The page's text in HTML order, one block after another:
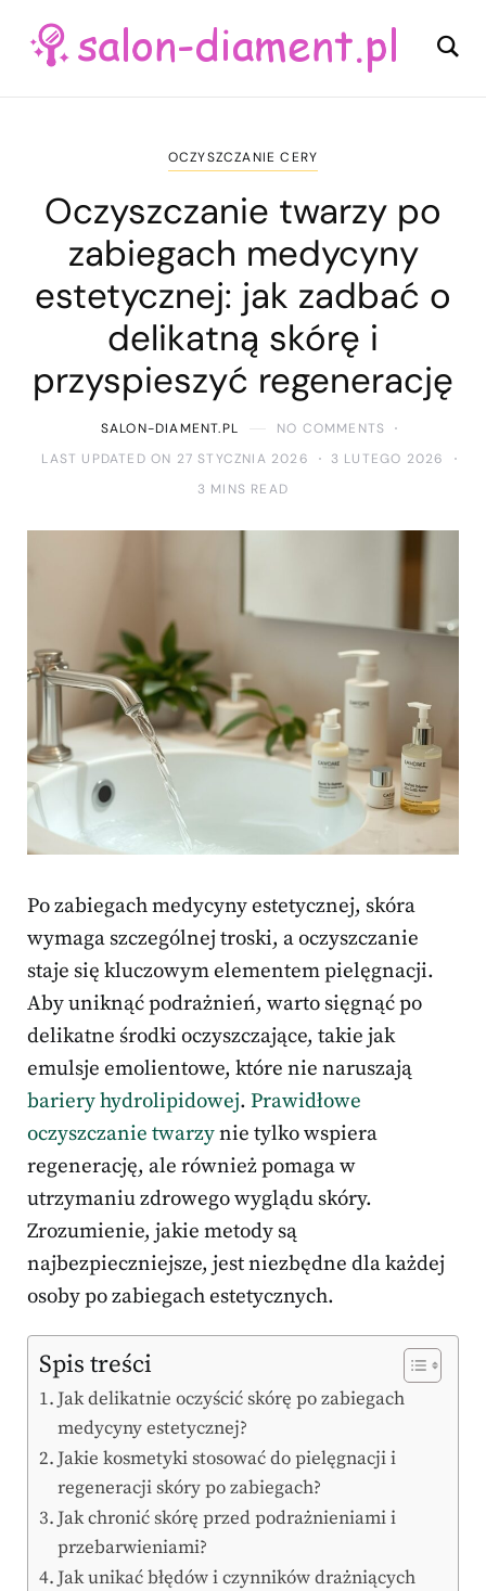
OCZYSZCZANIE CERY
Oczyszczanie twarzy po
zabiegach medycyny
estetycznej: jak zadbać o
delikatną skórę i
przyspieszyć regenerację
SALON-DIAMENT.PL
NO COMMENTS
LAST UPDATED ON 27 STYCZNIA 2026
3 LUTEGO 2026
3 MINS READ
Po zabiegach medycyny estetycznej, skóra
wymaga szczególnej troski, a oczyszczanie
staje się kluczowym elementem pielęgnacji.
Aby uniknąć podrażnień, warto sięgnąć po
delikatne środki oczyszczające, takie jak
emulsje emolientowe, które nie naruszają
bariery hydrolipidowej. Prawidłowe
oczyszczanie twarzynie tylko wspiera
regenerację, ale również pomaga w
utrzymaniu zdrowego wyglądu skóry.
Zrozumienie, jakie metody są
najbezpieczniejsze, jest niezbędne dla każdej
osoby po zabiegach estetycznych.
Spis treści
Jak delikatnie oczyścić skórę po zabiegach
medycyny estetycznej?
Jakie kosmetyki stosować do pielęgnacji i
regeneracji skóry po zabiegach?
Jak chronić skórę przed podrażnieniami i
przebarwieniami?
Jak unikać błędów i czynników drażniących